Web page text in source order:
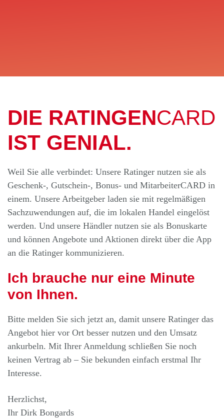
DIE RATINGENCARD
IST GENIAL.
Weil Sie alle verbindet: Unsere Ratinger nutzen sie als
Geschenk-, Gutschein-, Bonus- und MitarbeiterCARD in
einem. Unsere Arbeitgeber laden sie mit regelmäßigen
Sachzuwendungen auf, die im lokalen Handel eingelöst
werden. Und unsere Händler nutzen sie als Bonuskarte
und können Angebote und Aktionen direkt über die App
an die Ratinger kommunizieren.
Ich brauche nur eine Minute
von Ihnen.
Bitte melden Sie sich jetzt an, damit unsere Ratinger das
Angebot hier vor Ort besser nutzen und den Umsatz
ankurbeln. Mit Ihrer Anmeldung schließen Sie noch
keinen Vertrag ab – Sie bekunden einfach erstmal Ihr
Interesse.
Herzlichst,
Ihr Dirk Bongards